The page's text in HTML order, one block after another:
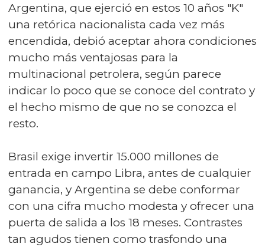
Argentina, que ejerció en estos 10 años "K"
una retórica nacionalista cada vez más
encendida, debió aceptar ahora condiciones
mucho más ventajosas para la
multinacional petrolera, según parece
indicar lo poco que se conoce del contrato y
el hecho mismo de que no se conozca el
resto.
Brasil exige invertir 15.000 millones de
entrada en campo Libra, antes de cualquier
ganancia, y Argentina se debe conformar
con una cifra mucho modesta y ofrecer una
puerta de salida a los 18 meses. Contrastes
tan agudos tienen como trasfondo una